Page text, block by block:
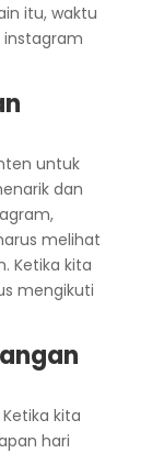
itu, waktu
untuk
dan
melihat
Ketika kita
mengikuti
kita
hari